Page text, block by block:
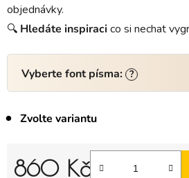
objednávky.
🔍 Hledáte inspiracico si nechat
Vyberte font písma: ?
Zvolte variantu
860 Kč